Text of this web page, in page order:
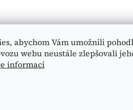
abychom Vám umožnili
webu neustále zlepšovali
informací